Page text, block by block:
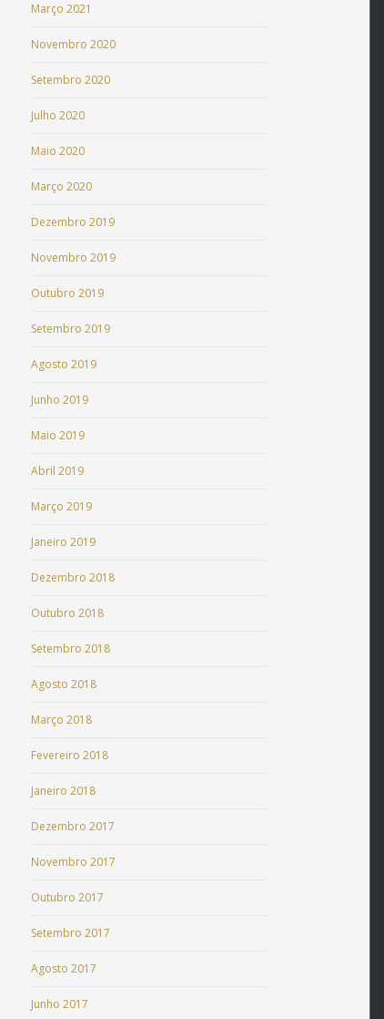
Março 2021
Novembro 2020
Setembro 2020
Julho 2020
Maio 2020
Março 2020
Dezembro 2019
Novembro 2019
Outubro 2019
Setembro 2019
Agosto 2019
Junho 2019
Maio 2019
Abril 2019
Março 2019
Janeiro 2019
Dezembro 2018
Outubro 2018
Setembro 2018
Agosto 2018
Março 2018
Fevereiro 2018
Janeiro 2018
Dezembro 2017
Novembro 2017
Outubro 2017
Setembro 2017
Agosto 2017
Junho 2017